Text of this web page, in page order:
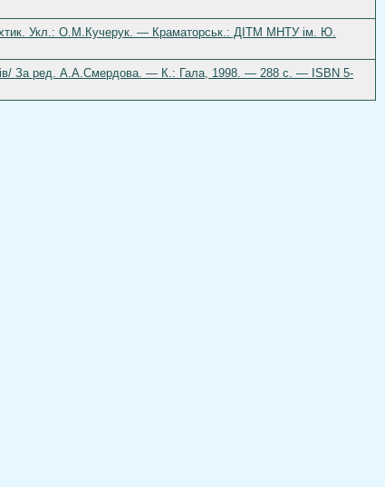
Укл.: О.М.Кучерук. — Краматорськ.: ДІТМ МНТУ ім. Ю.
За ред. А.А.Смердова. — К.: Гала, 1998. — 288 с. — ISBN 5-